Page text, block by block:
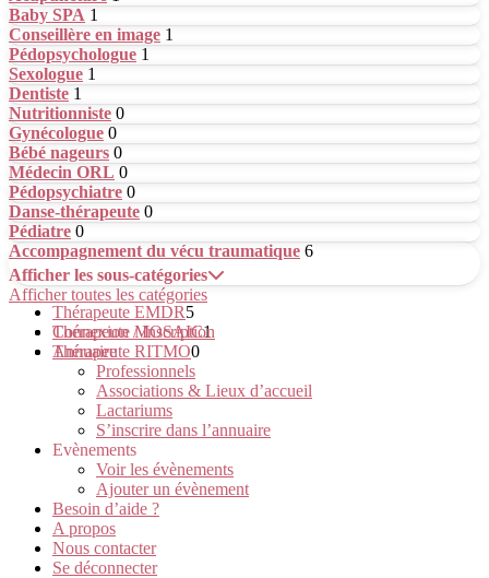
Baby SPA 1
Conseillère en image 1
Pédopsychologue 1
Sexologue 1
Dentiste 1
Nutritionniste 0
Gynécologue 0
Bébé nageurs 0
Médecin ORL 0
Pédopsychiatre 0
Danse-thérapeute 0
Pédiatre 0
Accompagnement du vécu traumatique 6
Afficher les sous-catégories
Thérapeute EMDR5
Thérapeute MOSAIC1
Thérapeute RITMO0
Afficher toutes les catégories
Connexion / Inscription
Annuaire
Professionnels
Associations & Lieux d’accueil
Lactariums
S’inscrire dans l’annuaire
Evènements
Voir les évènements
Ajouter un évènement
Besoin d’aide ?
A propos
Nous contacter
Se déconnecter